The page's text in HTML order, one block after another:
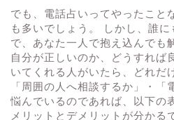
でも、電話占いってやったこと
も多いでしょう。 しかし、誰
で、あなた一人で抱え込んでも
自分が正しいのか、どうすれば
いてくれる人がいたら、どれだ
「周囲の人へ相談するか」・「
悩んでいるのであれば、以下の
メリットとデメリットが分かる